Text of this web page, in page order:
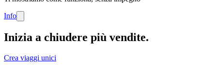
Info
Inizia a chiudere più vendite.
Crea viaggi unici